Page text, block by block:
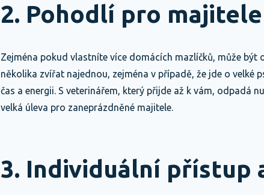
2. Pohodlí pro majitele
Zejména pokud vlastníte více domácích mazlíčků, může být
několika zvířat najednou, zejména v případě, že jde o velké
čas a energii. S veterinářem, který přijde až k vám, odpadá
velká úleva pro zaneprázdněné majitele.
3. Individuální přístup